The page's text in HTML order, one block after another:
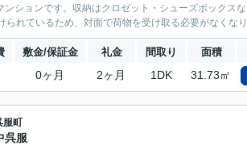
ションです。収納はクロゼット・シューズボックス
れているため、対面で荷物を受け取る必要がなくな
敷金/保証金 礼金 間取り 面積
0ヶ月 2ヶ月 1DK 31.73㎡
服町
呉服